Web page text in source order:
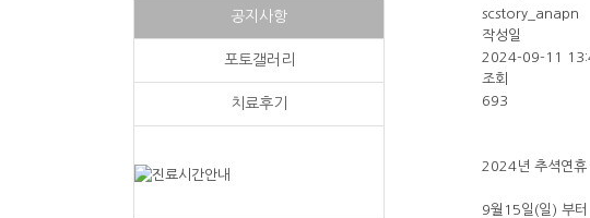
scstory_anapn
작성일
2024-09-11
조회
693
2024년 추셕연휴
9월15일(일) 부
공지사항
포토갤러리
치료후기